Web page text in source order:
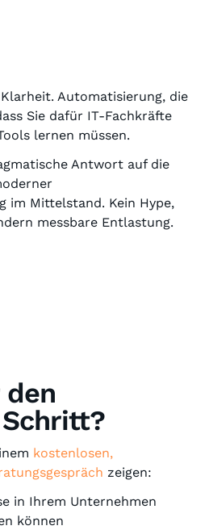
Automatisierung, die
Sie dafür IT-Fachkräfte
lernen müssen.
Antwort auf die
im Mittelstand. Kein Hype,
messbare Entlastung.
kostenlosen,
zeigen:
in Ihrem Unternehmen
können